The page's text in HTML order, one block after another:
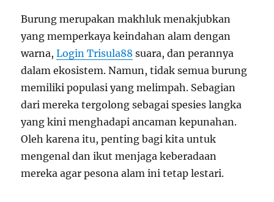
Burung merupakan makhluk menakjubkan
yang memperkaya keindahan alam dengan
warna,Login Trisula88 suara, dan perannya
dalam ekosistem. Namun, tidak semua burung
memiliki populasi yang melimpah. Sebagian
dari mereka tergolong sebagai spesies langka
yang kini menghadapi ancaman kepunahan.
Oleh karena itu, penting bagi kita untuk
mengenal dan ikut menjaga keberadaan
mereka agar pesona alam ini tetap lestari.